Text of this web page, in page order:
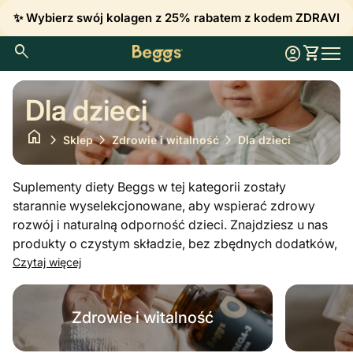
✨ Wybierz swój kolagen z 25% rabatem z kodem ZDRAVI
search Strona główna Konto
account_circle Zobacz
shopping_cart
Dla dzieci
home chevron_right Sklepchevron_rightZdrowie i witalnośćchevron_rightDla dzieci
Suplementy diety Beggs w tej kategorii zostały
starannie wyselekcjonowane, aby wspierać zdrowy
rozwój i naturalną odporność dzieci. Znajdziesz u nas
produkty o czystym składzie, bez zbędnych dodatków,
takich jak witamina D3 dla prawidłowego wzrostu i
rozwoju kości czy witamina C i kompleksy witaminowe
wspierające odporność. W naszej ofercie znajdziesz
również delikatne probiotyki, kwasy tłuszczowe
omega-3 dla funkcji poznawczych oraz ważne
Czytaj więcej
Zdrowie i witalność